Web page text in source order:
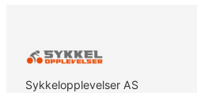
Sykkelopplevelser AS